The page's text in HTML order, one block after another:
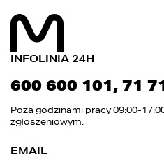
INFOLINIA 24H
600 600 101, 71
Poza godzinami pracy 09:00-
zgłoszeniowym.
EMAIL